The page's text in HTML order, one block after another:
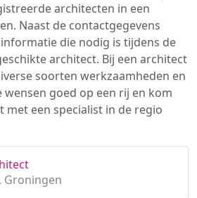
architecten in een
Naast de contactgegevens
die nodig is tijdens de
architect. Bij een architect
soorten werkzaamheden en
wensen goed op een rij en kom
met een specialist in de regio
Groningen